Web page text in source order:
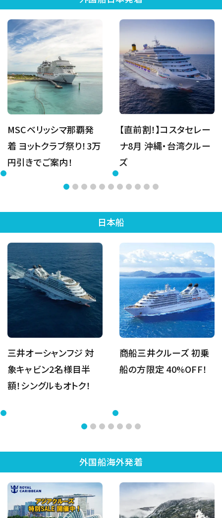
MSCベリッシマ那覇発
着 ヨットクラブ祭り！3万
円引きでご案内！
【直前割！】コスタセレー
ナ8月 沖縄・台湾クルー
ズ
日本船
三井オーシャンフジ 対
象キャビン2名様目半
額！シングルもオトク！
商船三井クルーズ 初乗
船の方限定 40%OFF！
外国船海外発着